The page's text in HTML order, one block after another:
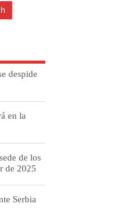
despide
en la
de los
de 2025
Serbia